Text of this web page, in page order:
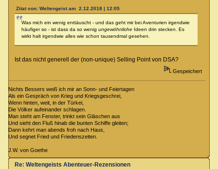
Zitat von: Weltengeist am 2.12.2018 | 12:05
Was mich ein wenig enttäuscht - und das geht mir bei Aventurien irgendwie
häufiger so - ist dass da so wenig ungewöhnlicheIdeen drin stecken. Es
wirkt halt irgendwie alles wie schon tausendmal gesehen.
Ist das nicht generell der (non-unique) Selling Point von DSA?
Gespeichert
Nichts Bessers weiß ich mir an Sonn- und Feiertagen
Als ein Gespräch von Krieg und Kriegsgeschrei,
Wenn hinten, weit, in der Türkei,
Die Völker aufeinander schlagen.
Man steht am Fenster, trinkt sein Gläschen aus
Und sieht den Fluß hinab die bunten Schiffe gleiten;
Dann kehrt man abends froh nach Haus,
Und segnet Fried und Friedenszeiten.
J.W. von Goethe
Re: Weltengeists Abenteuer-Rezensionen